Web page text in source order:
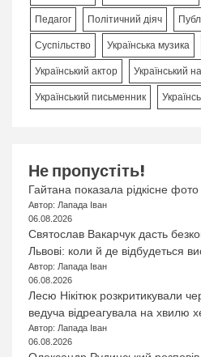
Педагог Політичний діяч
Суспільство Українська музика
Український актор Український
Український письменник
Не пропустіть!
Гайтана показала рідкісне
Автор: Лапада Іван
06.08.2026
Святослав Вакарчук дасть
Львові: коли й де відбудеться
Автор: Лапада Іван
06.08.2026
Лесю Нікітюк розкритикували
ведуча відреагувала на хвилю
Автор: Лапада Іван
06.08.2026